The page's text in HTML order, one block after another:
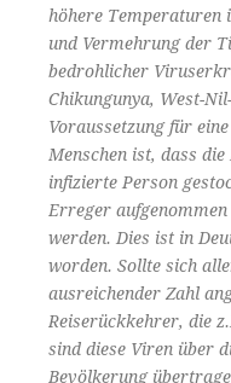
höhere Temperaturen
und Vermehrung der
bedrohlicher
Chikungunya, West-
Voraussetzung für
Menschen ist, dass
infizierte Person
Erreger
werden. Dies ist in
worden. Sollte sich
ausreichender Zahl
Reiserückkehrer, die
sind diese Viren über
Bevölkerung